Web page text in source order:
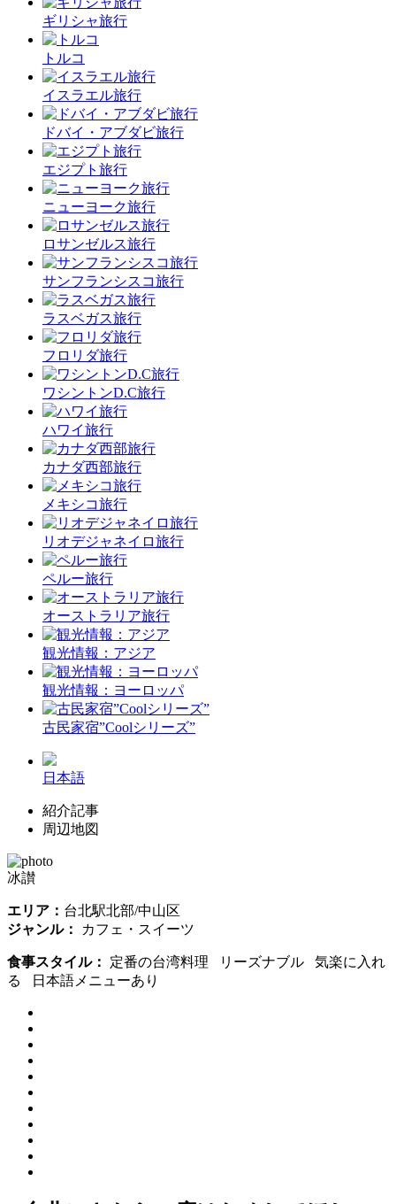
ギリシャ旅行
トルコ
イスラエル旅行
ドバイ・アブダビ旅行
エジプト旅行
ニューヨーク旅行
ロサンゼルス旅行
サンフランシスコ旅行
ラスベガス旅行
フロリダ旅行
ワシントンD.C旅行
ハワイ旅行
カナダ西部旅行
メキシコ旅行
リオデジャネイロ旅行
ペルー旅行
オーストラリア旅行
観光情報：アジア
観光情報：ヨーロッパ
古民家宿”Coolシリーズ”
日本語
紹介記事
周辺地図
冰讃
エリア： 台北駅北部/中山区
ジャンル：
カフェ・スイーツ
食事スタイル：
定番の台湾料理 リーズナブル 気楽に入れ
る 日本語メニューあり